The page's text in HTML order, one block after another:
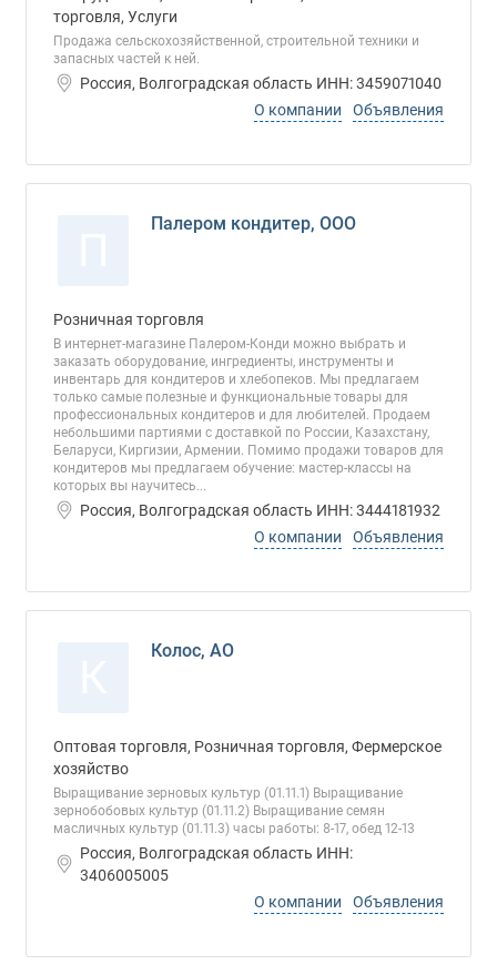
торговля, Услуги
Продажа сельскохозяйственной, строительной техники и
запасных частей к ней.
Россия, Волгоградская область ИНН: 3459071040
О компании
Объявления
Палером кондитер, ООО
Розничная торговля
В интернет-магазине Палером-Конди можно выбрать и
заказать оборудование, ингредиенты, инструменты и
инвентарь для кондитеров и хлебопеков. Мы предлагаем
только самые полезные и функциональные товары для
профессиональных кондитеров и для любителей. Продаем
небольшими партиями с доставкой по России, Казахстану,
Беларуси, Киргизии, Армении. Помимо продажи товаров для
кондитеров мы предлагаем обучение: мастер-классы на
которых вы научитесь...
Россия, Волгоградская область ИНН: 3444181932
О компании
Объявления
Колос, АО
Оптовая торговля, Розничная торговля, Фермерское
хозяйство
Выращивание зерновых культур (01.11.1) Выращивание
зернобобовых культур (01.11.2) Выращивание семян
масличных культур (01.11.3) часы работы: 8-17, обед 12-13
Россия, Волгоградская область ИНН:
3406005005
О компании
Объявления